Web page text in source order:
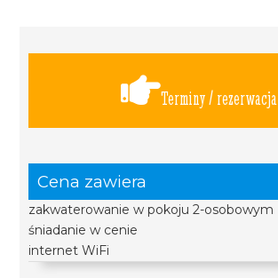
Terminy / rezerwacja
Cena zawiera
zakwaterowanie w pokoju 2-osobowym
śniadanie w cenie
internet WiFi